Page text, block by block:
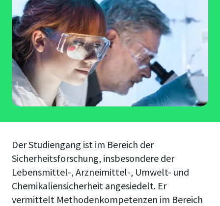
Der Studiengang ist im Bereich der
Sicherheitsforschung, insbesondere der
Lebensmittel-, Arzneimittel-, Umwelt- und
Chemikaliensicherheit angesiedelt. Er
vermittelt Methodenkompetenzen im Bereich